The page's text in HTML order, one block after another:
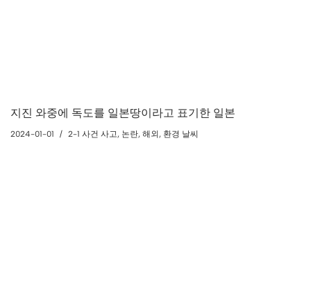
지진 와중에 독도를 일본땅이라고 표기한 일본
2024-01-01 2-1 사건 사고, 논란, 해외, 환경 날씨